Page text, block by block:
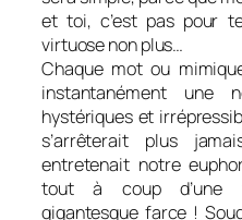
et toi, c’est pas pour
virtuose non plus…
Chaque mot ou
instantanément une
hystériques et
s’arrêterait plus
entretenait notre
tout à coup d’une
gigantesque farce !